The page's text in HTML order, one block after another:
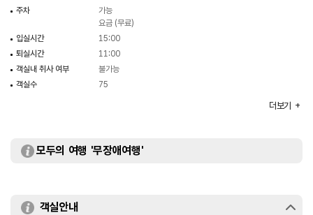
주차
가능
요금 (무료)
입실시간
15:00
퇴실시간
11:00
객실내 취사 여부
불가능
객실수
75
더보기
모두의 여행 '무장애여행'
객실안내